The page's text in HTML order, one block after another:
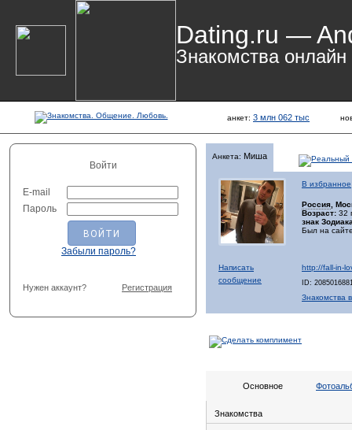
Dating.ru —
Знакомства онлайн
анкет: 3 млн 062 тыс
Войти
E-mail
Пароль
Забыли пароль?
Нужен аккаунт? Регистрация
Анкета: Миша
В избранное
Россия ,
Возраст: 32
знак
Был на
Написать
сообщение
http://fall-in-
ID:
Знакомства
Основное
Знакомства